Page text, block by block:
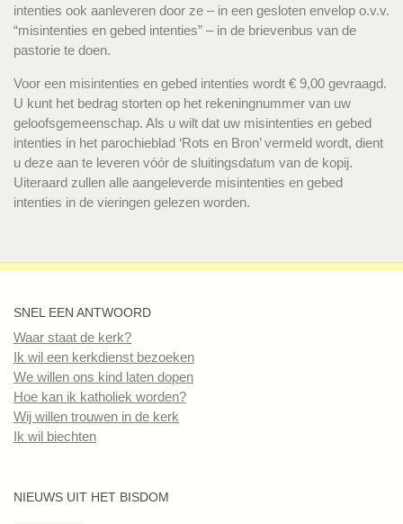
intenties ook aanleveren door ze – in een gesloten envelop o.v.v.
“misintenties en gebed intenties” – in de brievenbus van de
pastorie te doen.
Voor een misintenties en gebed intenties wordt € 9,00 gevraagd.
U kunt het bedrag storten op het rekeningnummer van uw
geloofsgemeenschap. Als u wilt dat uw misintenties en gebed
intenties in het parochieblad ‘Rots en Bron’ vermeld wordt, dient
u deze aan te leveren vóór de sluitingsdatum van de kopij.
Uiteraard zullen alle aangeleverde misintenties en gebed
intenties in de vieringen gelezen worden.
SNEL EEN ANTWOORD
Waar staat de kerk?
Ik wil een kerkdienst bezoeken
We willen ons kind laten dopen
Hoe kan ik katholiek worden?
Wij willen trouwen in de kerk
Ik wil biechten
NIEUWS UIT HET BISDOM